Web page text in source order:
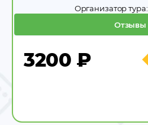
Отзывы
Организатор тура:
3200 ₽